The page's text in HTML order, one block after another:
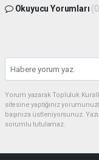
Okuyucu Yorumları
Yorum yazarak Topluluk
sitesine yaptığınız
başınıza üstleniyorsunuz.
sorumlu tutulamaz.